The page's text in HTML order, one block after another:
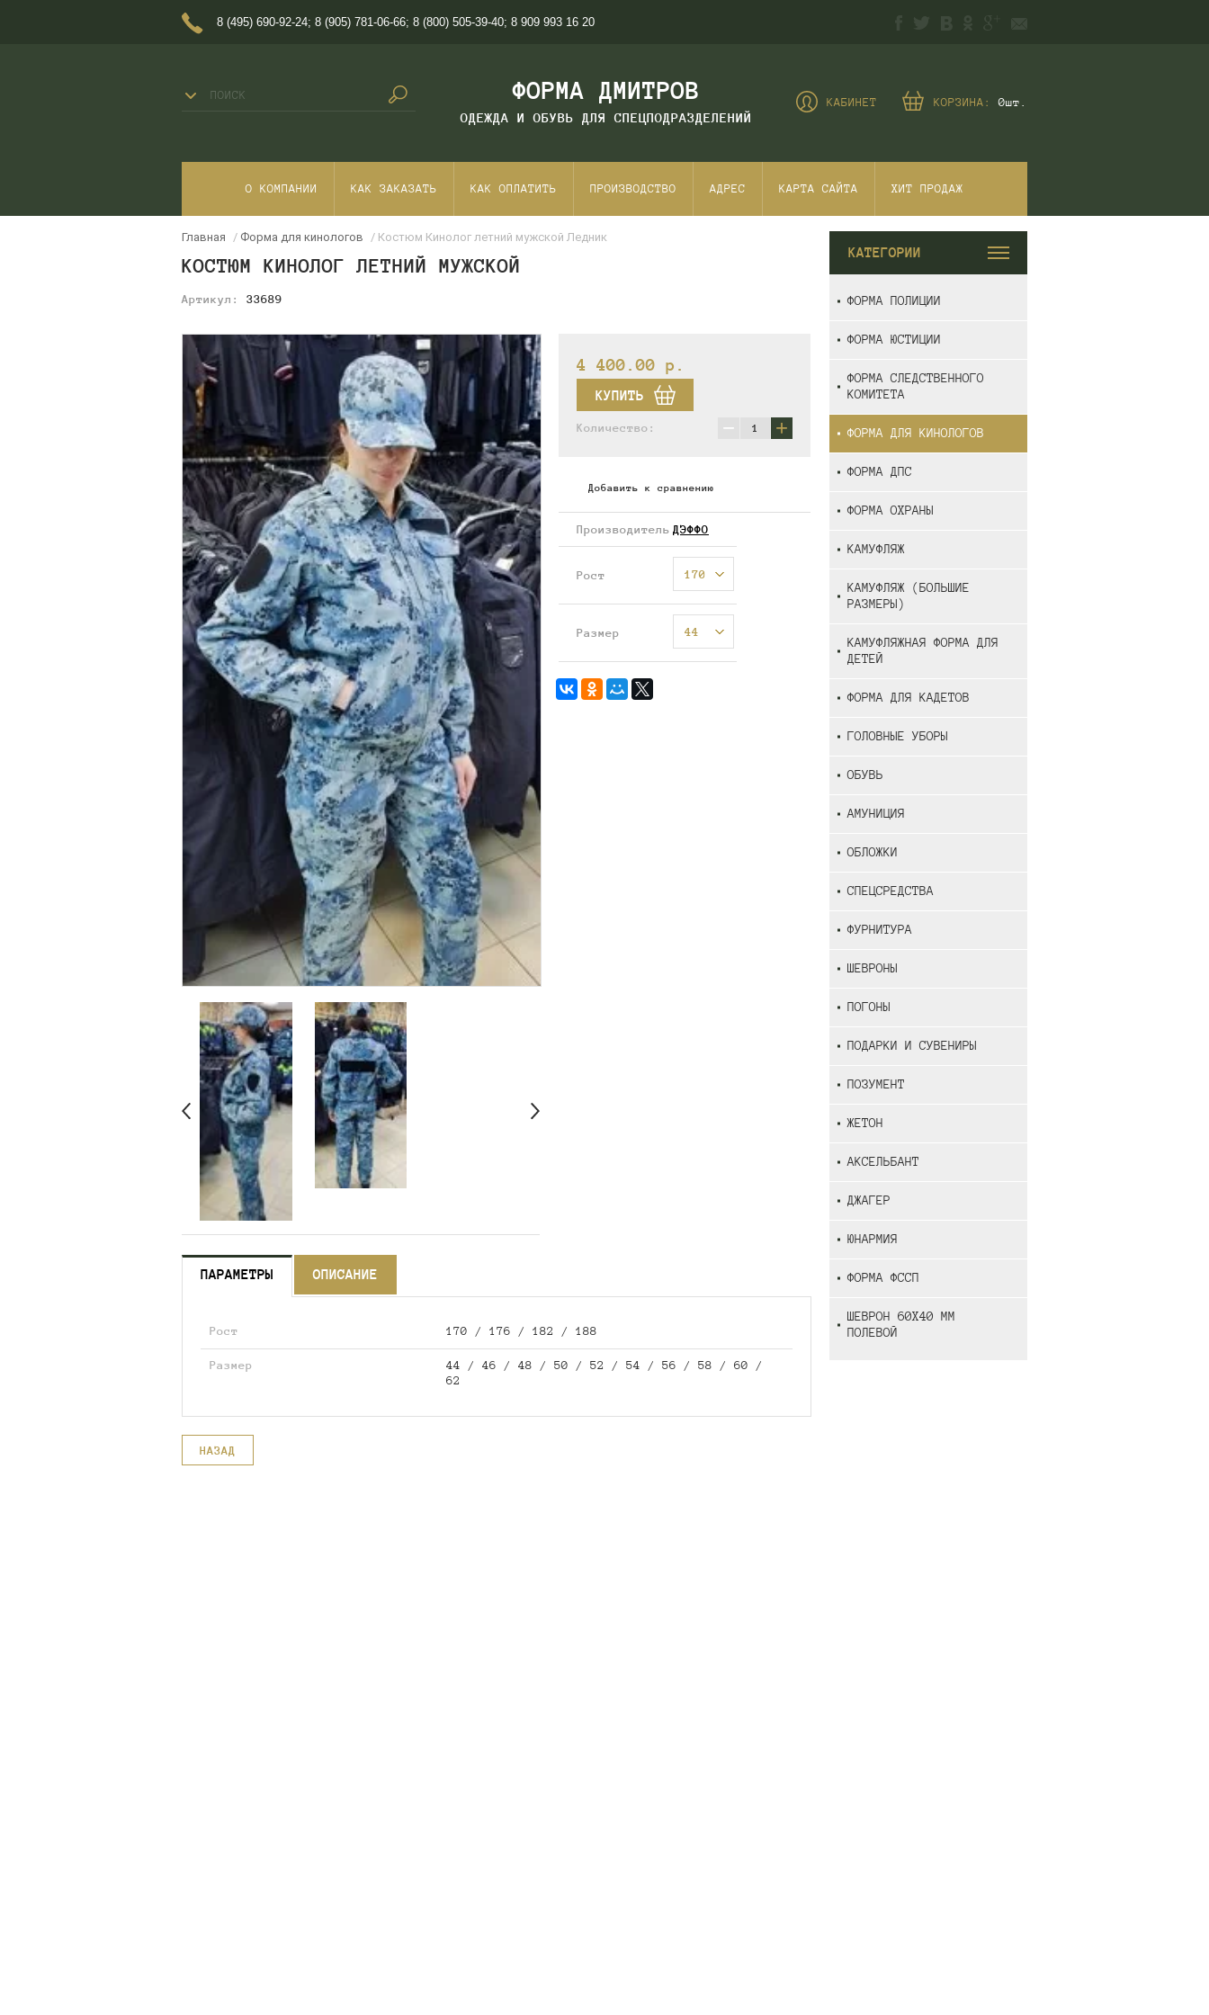
8 (495) 690-92-24; 8 (905) 781-06-66; 8 (800) 505-39-40; 8 909 993 16 20
КОРЗИНА:0шт.
КАБИНЕТ
ФОРМА ДМИТРОВ
ОДЕЖДА И ОБУВЬ ДЛЯ СПЕЦПОДРАЗДЕЛЕНИЙ
О КОМПАНИИ КАК ЗАКАЗАТЬ КАК ОПЛАТИТЬ ПРОИЗВОДСТВО АДРЕС КАРТА САЙТА ХИТ ПРОДАЖ
КАТЕГОРИИ
ФОРМА ПОЛИЦИИ
ФОРМА ЮСТИЦИИ
ФОРМА СЛЕДСТВЕННОГО
КОМИТЕТА
ФОРМА ДЛЯ КИНОЛОГОВ
ФОРМА ДПС
ФОРМА ОХРАНЫ
КАМУФЛЯЖ
КАМУФЛЯЖ (БОЛЬШИЕ
РАЗМЕРЫ)
КАМУФЛЯЖНАЯ ФОРМА ДЛЯ
ДЕТЕЙ
ФОРМА ДЛЯ КАДЕТОВ
ГОЛОВНЫЕ УБОРЫ
ОБУВЬ
АМУНИЦИЯ
ОБЛОЖКИ
СПЕЦСРЕДСТВА
ФУРНИТУРА
ШЕВРОНЫ
ПОГОНЫ
ПОДАРКИ И СУВЕНИРЫ
ПОЗУМЕНТ
ЖЕТОН
АКСЕЛЬБАНТ
ДЖАГЕР
ЮНАРМИЯ
ФОРМА ФССП
ШЕВРОН 60Х40 ММ
ПОЛЕВОЙ
Главная / Форма для кинологов / Костюм Кинолог летний мужской Ледник
КОСТЮМ КИНОЛОГ ЛЕТНИЙ МУЖСКОЙ
Артикул: 33689
4 400.00 p.
КУПИТЬ
Количество: − +
Добавить к сравнению
Производитель ДЭФФО
Рост 170
Размер 44
ПАРАМЕТРЫ ОПИСАНИЕ
Рост 170 / 176 / 182 / 188
Размер
44 / 46 / 48 / 50 / 52 / 54 / 56 / 58 / 60 /
62
НАЗАД